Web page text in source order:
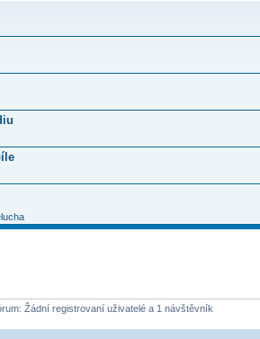
Žádní registrovaní uživatelé a 1 návštěvník